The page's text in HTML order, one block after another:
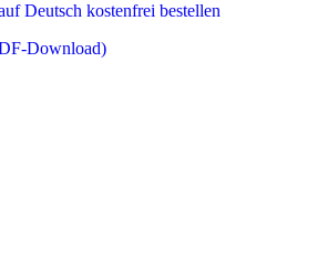
Deutsch kostenfrei bestellen
Download)